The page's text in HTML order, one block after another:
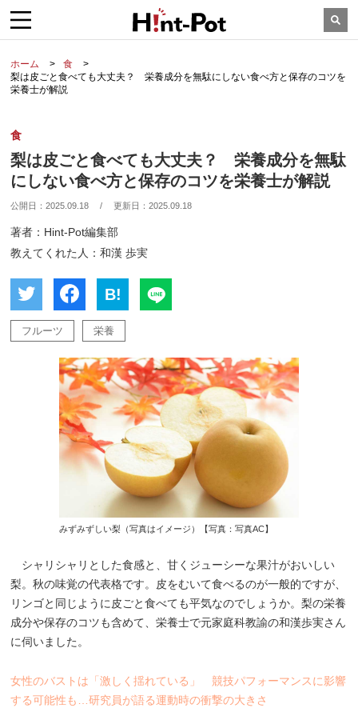
ホーム
食
梨は皮ごと食べても大丈夫？ 栄養成分を無駄にしない食べ方と保存のコツを
栄養士が解説
食
梨は皮ごと食べても大丈夫？ 栄養成分を無駄
にしない食べ方と保存のコツを栄養士が解説
公開日：2025.09.18 / 更新日：2025.09.18
著者：Hint-Pot編集部
教えてくれた人：和漢 歩実
B!
フルーツ 栄養
みずみずしい梨（写真はイメージ）【写真：写真AC】
シャリシャリとした食感と、甘くジューシーな果汁がおいしい
梨。秋の味覚の代表格です。皮をむいて食べるのが一般的ですが、
リンゴと同じように皮ごと食べても平気なのでしょうか。梨の栄養
成分や保存のコツも含めて、栄養士で元家庭科教諭の和漢歩実さん
に伺いました。
女性のバストは「激しく揺れている」 競技パフォーマンスに影響
する可能性も…研究員が語る運動時の衝撃の大きさ